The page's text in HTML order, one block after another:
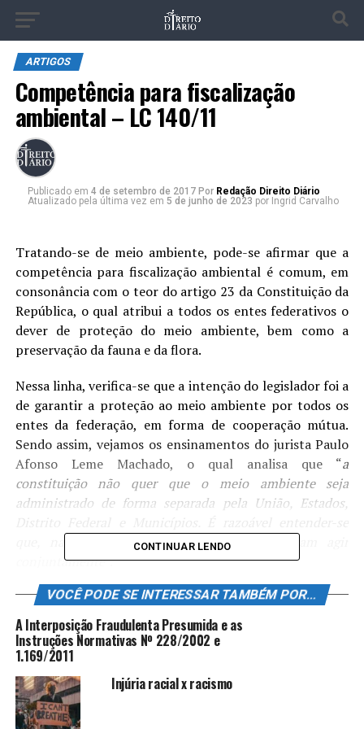
ARTIGOS
Competência para fiscalização
ambiental – LC 140/11
Publicado em 4 de setembro de 2017Por Redação Direito Diário
Atualizado pela última vez em 5 de junho de 2023 por Ingrid Carvalho
Tratando-se de meio ambiente, pode-se afirmar que a
competência para fiscalização ambiental é comum, em
consonância com o teor do artigo 23 da Constituição da
República, o qual atribui a todos os entes federativos o
dever de proteção do meio ambiente, bem como a
preservação da fauna e da flora.
Nessa linha, verifica-se que a intenção do legislador foi a
de garantir a proteção ao meio ambiente por todos os
entes da federação, em forma de cooperação mútua.
Sendo assim, vejamos os ensinamentos do jurista Paulo
Afonso Leme Machado, o qual analisa que “a
constituição não quer que o meio ambiente seja
administrado de forma separada pela União, Estados,
que, na competência comum, os entes devam agir
conjuntamente”.
Portanto, uma vez que a competência é comum, a
atuação dos entes é conjunta, sem que o exercício de um
venha excluir a do outro.
Já na visão do professor José Afonso da Silva, este ensina
que “competência comum significa que a prestação do
serviço por uma entidade não exclui igual competência
CONTINUAR LENDO
VOCÊ PODE SE INTERESSAR TAMBÉM POR...
A Interposição Fraudulenta Presumida e as
Instruções Normativas Nº 228/2002 e
1.169/2011
Injúria racial x racismo